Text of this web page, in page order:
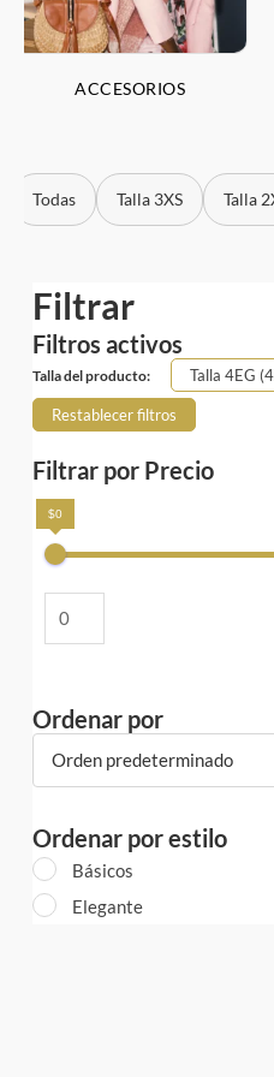
ACCESORIOS
Todas Talla 3XS Talla 2XS
Filtrar
Filtros activos
Talla del producto: Talla 4EG (4XL)
Restablecer filtros
Filtrar por Precio
Ordenar por
Orden predeterminado
Ordenar por estilo
Básicos
Elegante